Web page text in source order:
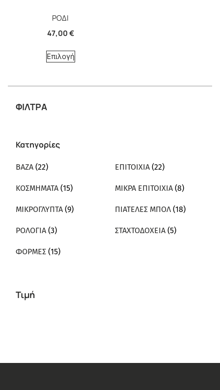
ΦΙΛΤΡΑ
Κατηγορίες
ΒΑΖΑ (22) ΕΠΙΤΟΙΧΙΑ (22)
ΚΟΣΜΗΜΑΤΑ (15) ΜΙΚΡΑ ΕΠΙΤΟΙΧΙΑ (8)
ΜΙΚΡΟΓΛΥΠΤΑ (9) ΠΙΑΤΕΛΕΣ ΜΠΟΛ (18)
ΡΟΛΟΓΙΑ (3) ΣΤΑΧΤΟΔΟΧΕΙΑ (5)
ΦΟΡΜΕΣ (15)
Τιμή
ΡΟΔΙ
47,00€
Επιλογή